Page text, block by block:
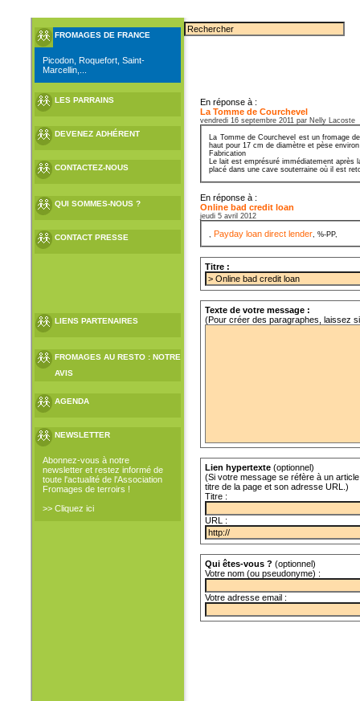
FROMAGES DE FRANCE
Picodon, Roquefort, Saint-
Marcellin,...
LES PARRAINS
DEVENEZ ADHÉRENT
CONTACTEZ-NOUS
QUI SOMMES-NOUS ?
CONTACT PRESSE
LIENS PARTENAIRES
FROMAGES AU RESTO : NOTRE
AVIS
AGENDA
NEWSLETTER
Abonnez-vous à notre
newsletter et restez informé de
toute l'actualité de l'Association
Fromages de terroirs !
>> Cliquez ici
En réponse à :
La Tomme de Courchevel
vendredi 16 septembre 2011 par Nelly Lacoste
La Tomme de Courchevel est un fromage
haut pour 17 cm de diamètre et pèse
Fabrication
Le lait est emprésuré immédiatement
placé dans une cave souterraine où il est
En réponse à :
Online bad credit loan
jeudi 5 avril 2012
, Payday loan direct lender, %-PP,
Titre :
Texte de votre message :
(Pour créer des paragraphes, laissez
Lien hypertexte (optionnel)
(Si votre message se réfère à un
titre de la page et son adresse URL.)
Titre :
URL :
Qui êtes-vous ? (optionnel)
Votre nom (ou pseudonyme) :
Votre adresse email :